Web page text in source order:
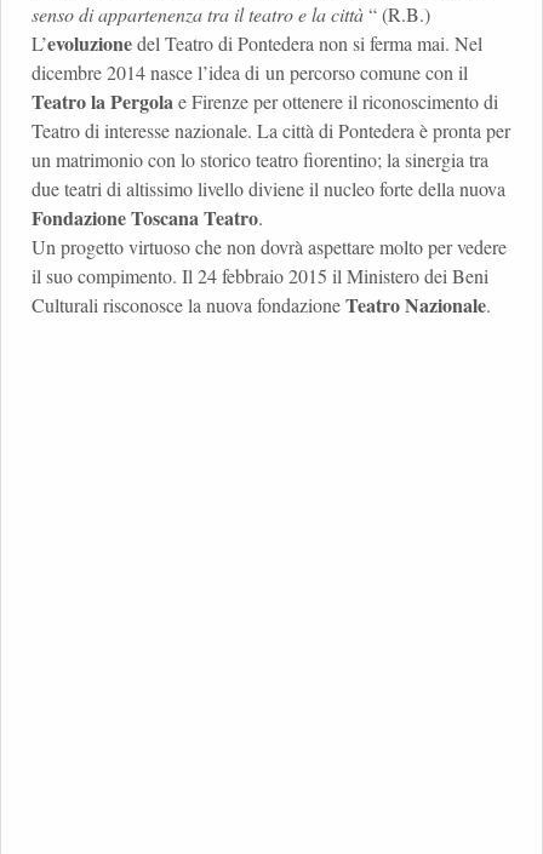
senso di appartenenza tra il teatro e la città“ (R.B.)
L’evoluzionedel Teatro di Pontedera non si ferma mai. Nel
dicembre 2014 nasce l’idea di un percorso comune con il
Teatro la Pergolae Firenze per ottenere il riconoscimento di
Teatro di interesse nazionale. La città di Pontedera è pronta per
un matrimonio con lo storico teatro fiorentino; la sinergia tra
due teatri di altissimo livello diviene il nucleo forte della nuova
Fondazione Toscana Teatro.
Un progetto virtuoso che non dovrà aspettare molto per vedere
il suo compimento. Il 24 febbraio 2015 il Ministero dei Beni
Culturali risconosce la nuova fondazioneTeatro Nazionale.